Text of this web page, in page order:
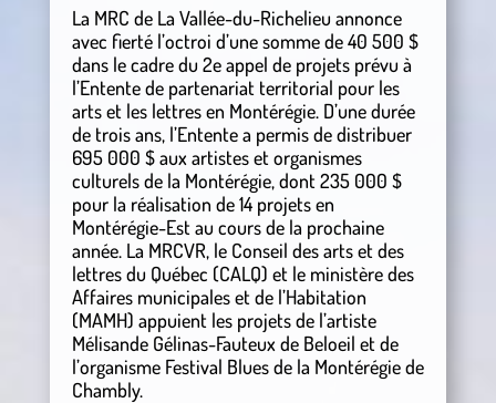
La MRC de La Vallée-du-Richelieu annonce
avec fierté l’octroi d’une somme de 40 500 $
dans le cadre du 2e appel de projets prévu à
l’Entente de partenariat territorial pour les
arts et les lettres en Montérégie. D’une durée
de trois ans, l’Entente a permis de distribuer
695 000 $ aux artistes et organismes
culturels de la Montérégie, dont 235 000 $
pour la réalisation de 14 projets en
Montérégie-Est au cours de la prochaine
année. La MRCVR, le Conseil des arts et des
lettres du Québec (CALQ) et le ministère des
Affaires municipales et de l’Habitation
(MAMH) appuient les projets de l’artiste
Mélisande Gélinas-Fauteux de Beloeil et de
l’organisme Festival Blues de la Montérégie de
Chambly.